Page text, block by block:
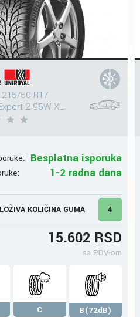
215/50 R17
2 95W XL
Besplatna isporuka
1-2 radna dana
KOLIČINA GUMA 4
15.602 RSD
sa PDV-om
C
B(72dB)